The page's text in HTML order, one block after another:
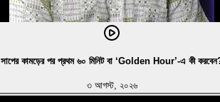
সাপের কামড়ের পর প্রথম ৬০ মিনিট বা ‘Golden Hour’-এ কী
৩ আগস্ট, ২০২৬